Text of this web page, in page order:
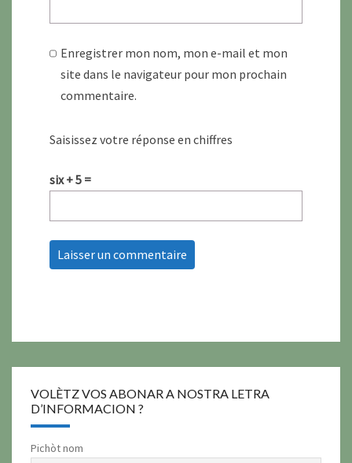
Enregistrer mon nom, mon e-mail et mon
site dans le navigateur pour mon prochain
commentaire.
Saisissez votre réponse en chiffres
six + 5 =
VOLÈTZ VOS ABONAR A NOSTRA LETRA
D’INFORMACION ?
Pichòt nom